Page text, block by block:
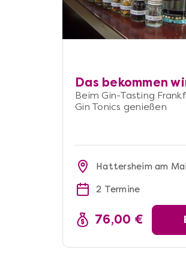
Das bekommen
Beim Gin-Tasting
Gin Tonics genießen
Hattersheim am
2 Termine
76,00 €